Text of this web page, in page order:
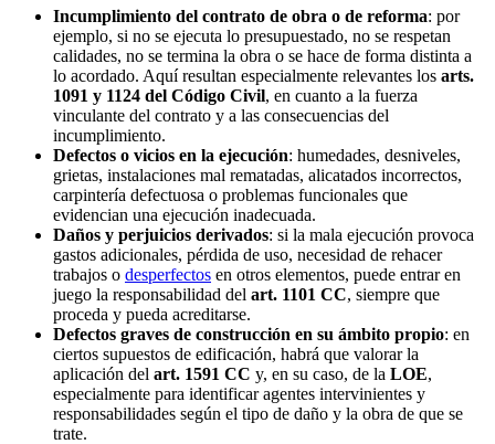
Incumplimiento del contrato de obra o de reforma: por
ejemplo, si no se ejecuta lo presupuestado, no se respetan
calidades, no se termina la obra o se hace de forma distinta a
lo acordado. Aquí resultan especialmente relevantes los arts.
1091 y 1124 del Código Civil, en cuanto a la fuerza
vinculante del contrato y a las consecuencias del
incumplimiento.
Defectos o vicios en la ejecución: humedades, desniveles,
grietas, instalaciones mal rematadas, alicatados incorrectos,
carpintería defectuosa o problemas funcionales que
evidencian una ejecución inadecuada.
Daños y perjuicios derivados: si la mala ejecución provoca
gastos adicionales, pérdida de uso, necesidad de rehacer
trabajos o desperfectos en otros elementos, puede entrar en
juego la responsabilidad del art. 1101 CC, siempre que
proceda y pueda acreditarse.
Defectos graves de construcción en su ámbito propio: en
ciertos supuestos de edificación, habrá que valorar la
aplicación del art. 1591 CC y, en su caso, de la LOE,
especialmente para identificar agentes intervinientes y
responsabilidades según el tipo de daño y la obra de que se
trate.